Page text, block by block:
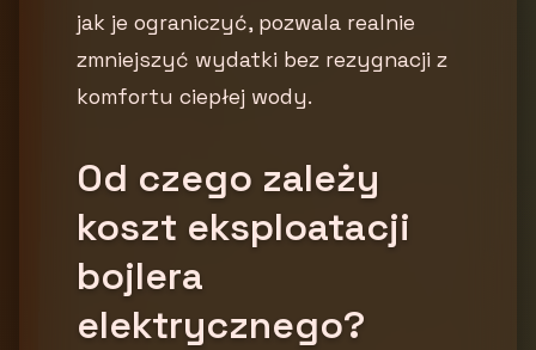
jak je ograniczyć, pozwala realnie
zmniejszyć wydatki bez rezygnacji z
komfortu ciepłej wody.
Od czego zależy
koszt eksploatacji
bojlera
elektrycznego?